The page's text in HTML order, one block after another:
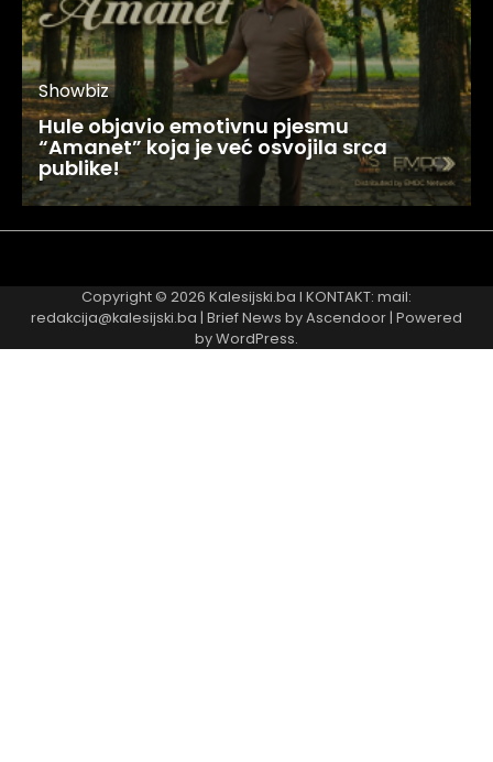
Showbiz
Hule objavio emotivnu pjesmu
“Amanet” koja je već osvojila srca
publike!
Copyright © 2026 Kalesijski.ba I KONTAKT: mail:
redakcija@kalesijski.ba | Brief News byAscendoor| Powered
byWordPress.